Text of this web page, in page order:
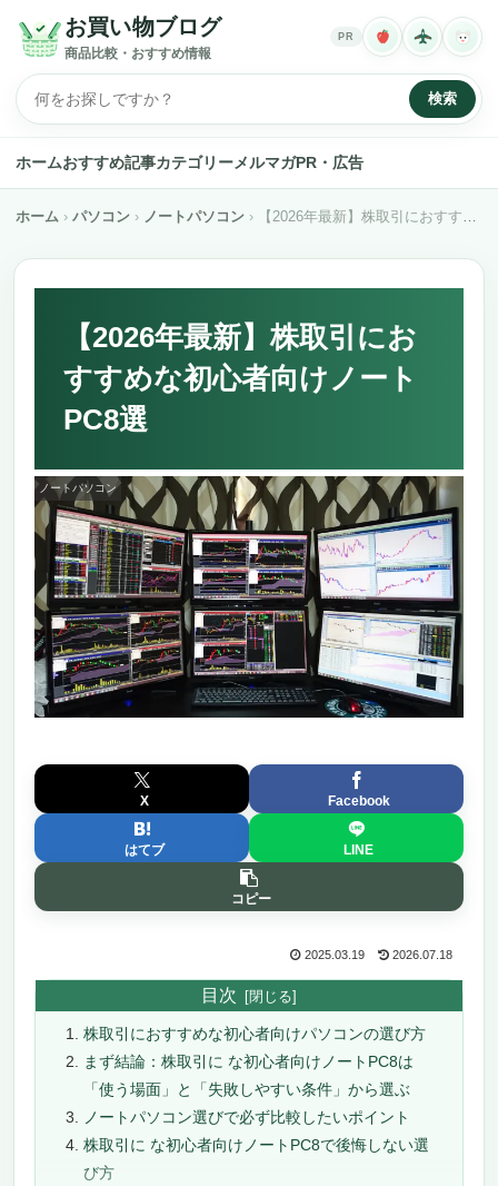
お買い物ブログ
商品比較・おすすめ情報
検索
PR
ホームおすすめ記事カテゴリーメルマガPR・広告
ホーム パソコン ノートパソコン 【2026年最新】株取引におすすめな初心者向けノートPC8選
【2026年最新】株取引にお
すすめな初心者向けノート
PC8選
ノートパソコン
X Facebook
はてブ LINE
コピー
2025.03.19 2026.07.18
目次
株取引におすすめな初心者向けパソコンの選び方
まず結論：株取引に な初心者向けノートPC8は
「使う場面」と「失敗しやすい条件」から選ぶ
ノートパソコン選びで必ず比較したいポイント
株取引に な初心者向けノートPC8で後悔しない選
び方